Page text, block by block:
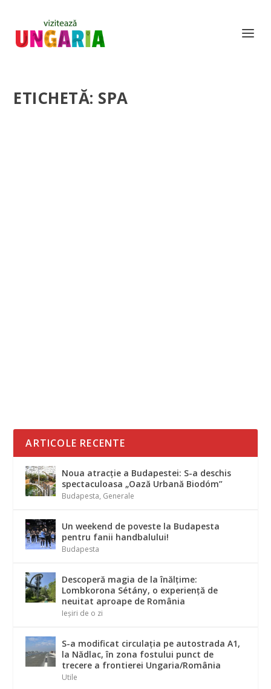
ETICHETĂ: SPA
ARTICOLE RECENTE
Noua atracție a Budapestei: S-a deschis
spectaculoasa „Oază Urbană Biodóm”
Budapesta, Generale
Un weekend de poveste la Budapesta
pentru fanii handbalului!
Budapesta
Descoperă magia de la înălțime:
Lombkorona Sétány, o experiență de
neuitat aproape de România
Ieșiri de o zi
S-a modificat circulația pe autostrada A1,
la Nădlac, în zona fostului punct de
trecere a frontierei Ungaria/România
Utile